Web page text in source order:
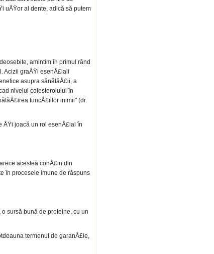
uÅŸor al dente, adică să putem
amintim în primul rând
Acizii graÅŸi esenÅ£iali
asu­pra sănătăÅ£ii, a
nivelul colestero­lului în
funcÅ£iilor inimii" (dr.
ÅŸi joacă un rol esenÅ£ial în
acestea conÅ£in din
în procesele imune de răspuns
sur­să bună de proteine, cu un
termenul de garanÅ£ie,